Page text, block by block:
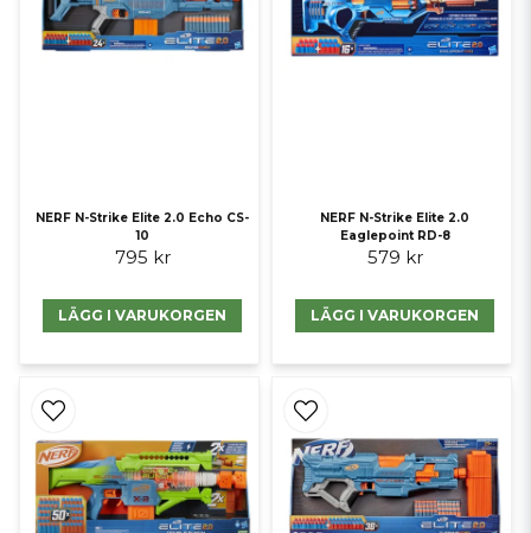
NERF N-Strike Elite 2.0 Echo CS-
10
795 kr
LÄGG I VARUKORGEN
NERF N-Strike Elite 2.0
Eaglepoint RD-8
579 kr
LÄGG I VARUKORGEN